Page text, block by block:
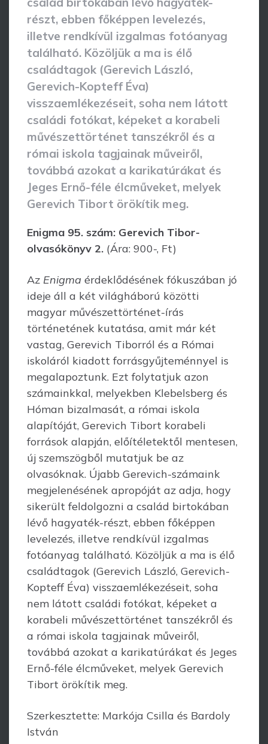
részt, ebben főképpen levelezés,
illetve rendkívül izgalmas fotóanyag
található. Közöljük a ma is élő
családtagok (Gerevich László,
Gerevich-Kopteff Éva)
visszaemlékezéseit, soha nem látott
családi fotókat, képeket a korabeli
művészettörténet tanszékről és a
római iskola tagjainak műveiről,
továbbá azokat a karikatúrákat és
Jeges Ernő-féle élcműveket, melyek
Gerevich Tibort örökítik meg.
Enigma 95. szám: Gerevich Tibor-
olvasókönyv 2. (Ára: 900-, Ft)
Az Enigma érdeklődésének fókuszában jó
ideje áll a két világháború közötti
magyar művészettörténet-írás
történetének kutatása, amit már két
vastag, Gerevich Tiborról és a Római
iskoláról kiadott forrásgyűjteménnyel is
megalapoztunk. Ezt folytatjuk azon
számainkkal, melyekben Klebelsberg és
Hóman bizalmasát, a római iskola
alapítóját, Gerevich Tibort korabeli
források alapján, előítéletektől mentesen,
új szemszögből mutatjuk be az
olvasóknak. Újabb Gerevich-számaink
megjelenésének apropóját az adja, hogy
sikerült feldolgozni a család birtokában
lévő hagyaték-részt, ebben főképpen
levelezés, illetve rendkívül izgalmas
fotóanyag található. Közöljük a ma is élő
családtagok (Gerevich László, Gerevich-
Kopteff Éva) visszaemlékezéseit, soha
nem látott családi fotókat, képeket a
korabeli művészettörténet tanszékről és
a római iskola tagjainak műveiről,
továbbá azokat a karikatúrákat és Jeges
Ernő-féle élcműveket, melyek Gerevich
Tibort örökítik meg.
Szerkesztette: Markója Csilla és Bardoly
István